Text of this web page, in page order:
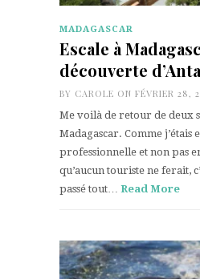
MADAGASCAR
Escale à
découverte
BY CAROLE ON FÉVRIER 28,
Me voilà de retour de deux
Madagascar. Comme j’étais
professionnelle et non pas
qu’aucun touriste ne ferait,
passé tout… Read More